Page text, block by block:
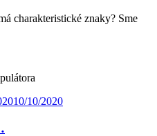
charakteristické znaky? Sme
10/10/2020